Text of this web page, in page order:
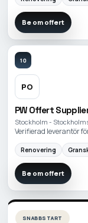
Be om offert
10
PO
PW Offert
Stockholm -
Verifierad leverantör
Renovering
Be om offert
SNABBSTART